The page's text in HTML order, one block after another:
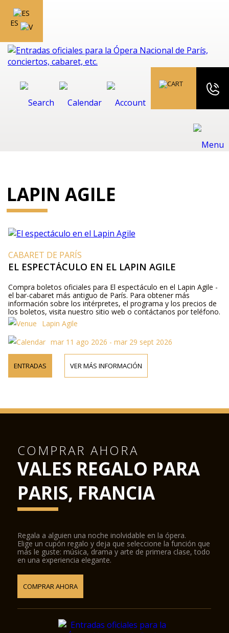
ES
LAPIN AGILE
CABARET DE PARÍS
EL ESPECTÁCULO EN EL LAPIN AGILE
Compra boletos oficiales para El espectáculo en el Lapin Agile -
el bar-cabaret más antiguo de París. Para obtener más
información sobre los intérpretes, el programa y los precios de
los boletos, visita nuestro sitio web o contáctanos por teléfono.
Lapin Agile
mar 11 ago 2026 - mar 29 sept 2026
ENTRADAS VER MÁS INFORMACIÓN
COMPRAR AHORA
VALES REGALO PARA
PARIS, FRANCIA
Regala a alguien una noche inolvidable en la ópera.
Elige un cupón regalo y deja que seleccione la función que
más le guste: música, drama y arte de primera clase, todo
en una experiencia elegante.
COMPRAR AHORA